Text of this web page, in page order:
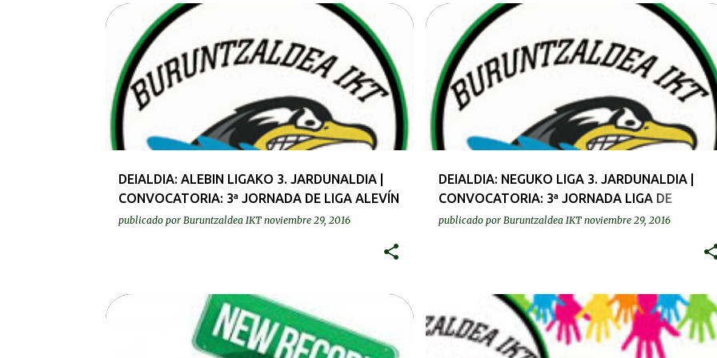
E
r
a
d
DEIALDIA: ALEBIN LIGAKO 3. JARDUNALDIA |
CONVOCATORIA: 3ª JORNADA DE LIGA ALEVÍN
publicado por Buruntzaldea IKT noviembre 29, 2016
DEIALDIAK-CONVOCATORIAS
DEIALDIA: NEGUKO LIGA 3. JARDUNALDIA |
CONVOCATORIA: 3ª JORNADA LIGA DE
INVIERNO
publicado por Buruntzaldea IKT noviembre 29, 2016
DEIALDIAK-CONVOCATORIAS
ERREKORRAK | RECORDS